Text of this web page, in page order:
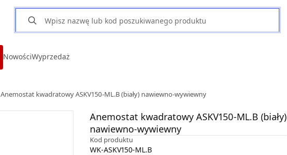
NowościWyprzedaż
Anemostat kwadratowy ASKV150-ML.B (biały) nawiewno-wywiewny
Anemostat kwadratowy ASKV150-ML.B (biały)
nawiewno-wywiewny
Kod produktu
WK-ASKV150-ML.B